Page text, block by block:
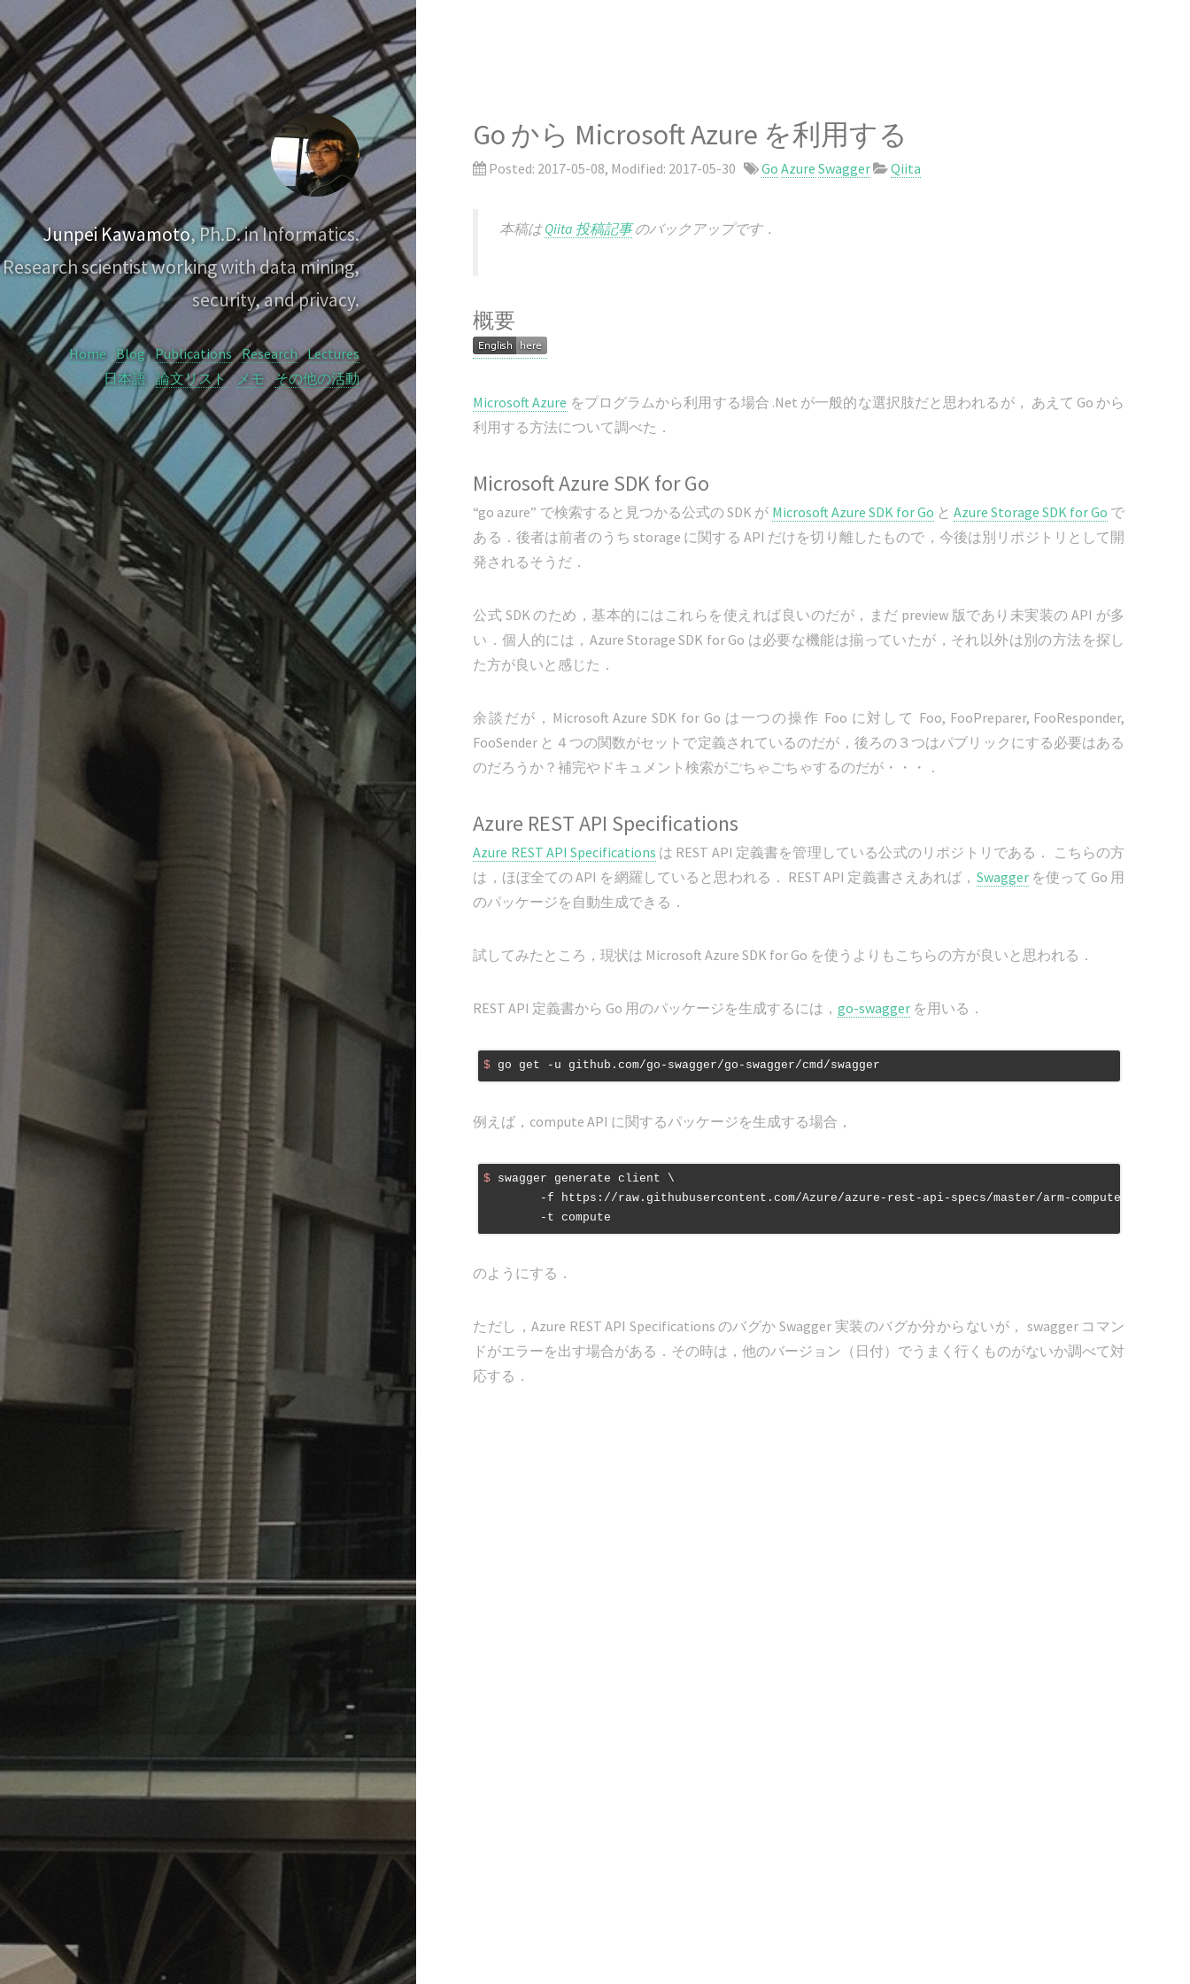
Junpei Kawamoto, Ph.D. in Informatics.
Research scientist working with data mining,
security, and privacy.
Home Blog Publications Research Lectures
日本語 論文リスト メモ その他の活動
Go から Microsoft Azure を利用する
Posted: 2017-05-08, Modified: 2017-05-30 Go Azure Swagger Qiita
本稿はQiita 投稿記事のバックアップです．
概要
Microsoft Azure をプログラムから利用する場合 .Net が一般的な選択肢だと思われるが， あえて Go から
利用する方法について調べた．
Microsoft Azure SDK for Go
“go azure” で検索すると見つかる公式の SDK が Microsoft Azure SDK for Go とAzure Storage SDK for Go で
ある．後者は前者のうち storage に関する API だけを切り離したもので，今後は別リポジトリとして開
発されるそうだ．
公式 SDK のため，基本的にはこれらを使えれば良いのだが，まだ preview 版であり未実装の API が多
い．個人的には，Azure Storage SDK for Go は必要な機能は揃っていたが，それ以外は別の方法を探し
た方が良いと感じた．
余談だが，Microsoft Azure SDK for Go は一つの操作 Foo に対して Foo, FooPreparer, FooResponder,
FooSender と４つの関数がセットで定義されているのだが，後ろの３つはパブリックにする必要はある
のだろうか？補完やドキュメント検索がごちゃごちゃするのだが・・・．
Azure REST API Specifications
Azure REST API Specifications は REST API 定義書を管理している公式のリポジトリである． こちらの方
は，ほぼ全ての API を網羅していると思われる． REST API 定義書さえあれば， Swaggerを使って Go 用
のパッケージを自動生成できる．
試してみたところ，現状は Microsoft Azure SDK for Go を使うよりもこちらの方が良いと思われる．
REST API 定義書から Go 用のパッケージを生成するには，go-swagger を用いる．
$ go get -u github.com/go-swagger/go-swagger/cmd/swagger
例えば，compute API に関するパッケージを生成する場合，
$ swagger generate client \
のようにする．
ただし，Azure REST API Specifications のバグか Swagger 実装のバグか分からないが， swagger コマン
ドがエラーを出す場合がある．その時は，他のバージョン（日付）でうまく行くものがないか調べて対
応する．